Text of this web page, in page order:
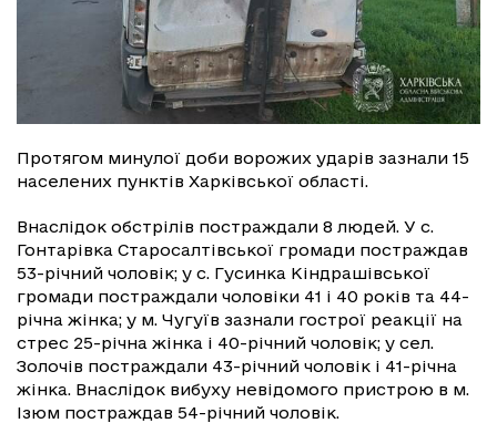
Протягом минулої доби ворожих ударів зазнали 15
населених пунктів Харківської області.
Внаслідок обстрілів постраждали 8 людей. У с.
Гонтарівка Старосалтівської громади постраждав
53-річний чоловік; у с. Гусинка Кіндрашівської
громади постраждали чоловіки 41 і 40 років та 44-
річна жінка; у м. Чугуїв зазнали гострої реакції на
стрес 25-річна жінка і 40-річний чоловік; у сел.
Золочів постраждали 43-річний чоловік і 41-річна
жінка. Внаслідок вибуху невідомого пристрою в м.
Ізюм постраждав 54-річний чоловік.